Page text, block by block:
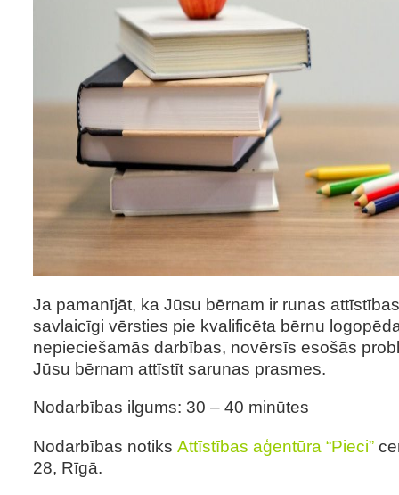
Ja pamanījāt, ka Jūsu bērnam ir runas
savlaicīgi vērsties pie kvalificēta bērnu
nepieciešamās darbības, novērsīs esošās
Jūsu bērnam attīstīt sarunas prasmes.
Nodarbības ilgums: 30 – 40 minūtes
Nodarbības notiks Attīstības aģentūra “Pieci”
28, Rīgā.